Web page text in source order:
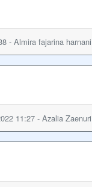
- Almira fajarina harnani
11:27 - Azalia Zaenuri